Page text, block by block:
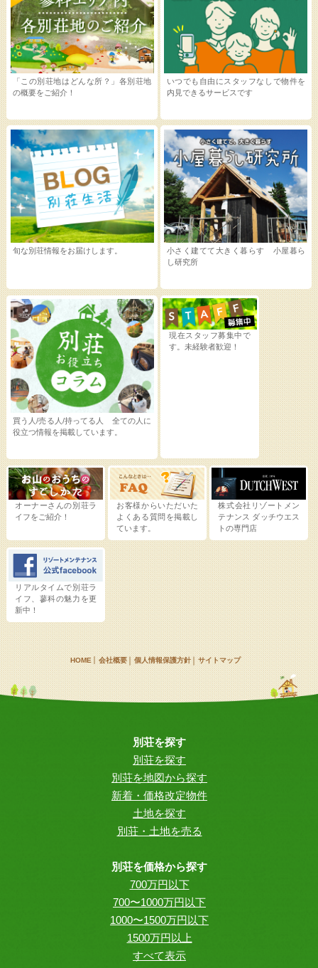
いつでも自由にスタッフなしで物件を
内見できるサービスです
旬な別荘情報をお届けします。
買う人/売る人/持ってる人 全ての人に
役立つ情報を掲載しています。
小さく建てて大きく暮らす 小屋暮ら
し研究所
「この別荘地はどんな所？」各別荘地
の概要をご紹介！
現在スタッフ募集中で
す。未経験者歓迎！
オーナーさんの別荘ラ
イフをご紹介！
お客様からいただいた
よくある質問を掲載し
ています。
株式会社リゾートメン
テナンス ダッチウエス
トの専門店
リアルタイムで別荘ラ
イフ、蓼科の魅力を更
新中！
HOME 会社概要 個人情報保護方針 サイトマップ
別荘を探す
別荘を探す
別荘を地図から探す
新着・価格改定物件
土地を探す
別荘・土地を売る
別荘を価格から探す
700万円以下
700〜1000万円以下
1000〜1500万円以下
1500万円以上
すべて表示